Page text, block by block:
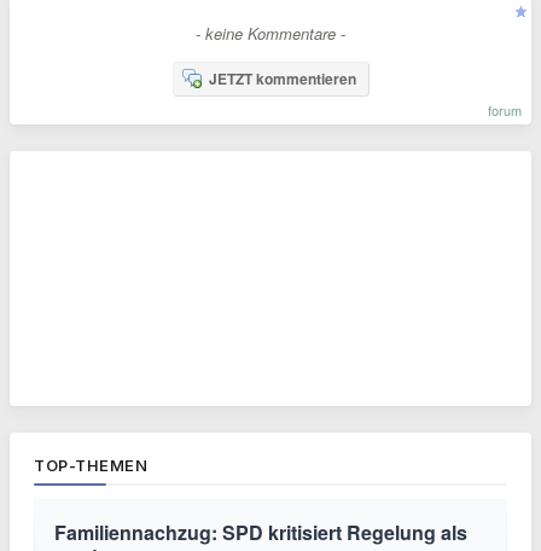
- keine Kommentare -
JETZT kommentieren
forum
TOP-THEMEN
Familiennachzug: SPD kritisiert Regelung als